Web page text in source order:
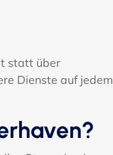
statt über
Dienste auf jedem